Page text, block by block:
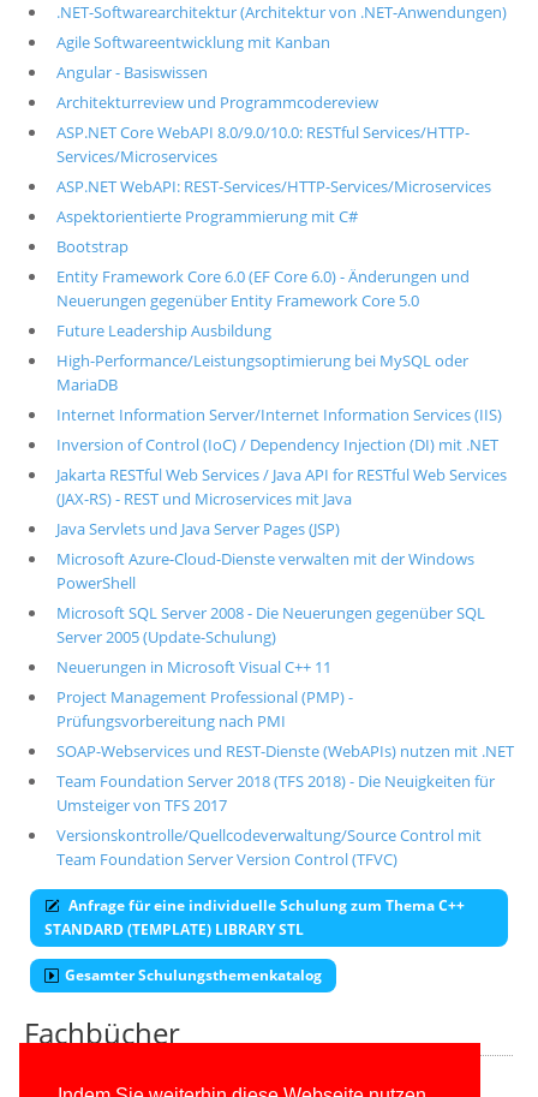
.NET-Softwarearchitektur (Architektur von .NET-Anwendungen)
Agile Softwareentwicklung mit Kanban
Angular - Basiswissen
Architekturreview und Programmcodereview
ASP.NET Core WebAPI 8.0/9.0/10.0: RESTful Services/HTTP-
Services/Microservices
ASP.NET WebAPI: REST-Services/HTTP-Services/Microservices
Aspektorientierte Programmierung mit C#
Bootstrap
Entity Framework Core 6.0 (EF Core 6.0) - Änderungen und
Neuerungen gegenüber Entity Framework Core 5.0
Future Leadership Ausbildung
High-Performance/Leistungsoptimierung bei MySQL oder
MariaDB
Internet Information Server/Internet Information Services (IIS)
Inversion of Control (IoC) / Dependency Injection (DI) mit .NET
Jakarta RESTful Web Services / Java API for RESTful Web Services
(JAX-RS) - REST und Microservices mit Java
Java Servlets und Java Server Pages (JSP)
Microsoft Azure-Cloud-Dienste verwalten mit der Windows
PowerShell
Microsoft SQL Server 2008 - Die Neuerungen gegenüber SQL
Server 2005 (Update-Schulung)
Neuerungen in Microsoft Visual C++ 11
Project Management Professional (PMP) -
Prüfungsvorbereitung nach PMI
SOAP-Webservices und REST-Dienste (WebAPIs) nutzen mit .NET
Team Foundation Server 2018 (TFS 2018) - Die Neuigkeiten für
Umsteiger von TFS 2017
Versionskontrolle/Quellcodeverwaltung/Source Control mit
Team Foundation Server Version Control (TFVC)
Anfrage für eine individuelle Schulung zum Thema C++
STANDARD (TEMPLATE) LIBRARY STL
Gesamter Schulungsthemenkatalog
Fachbücher
Alle unsere aktuellen Fachbücher